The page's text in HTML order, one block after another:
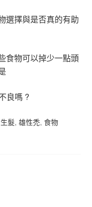
選擇與是否真的有助
食物可以掉少一點頭
良嗎 ?
生髮,雄性禿,食物